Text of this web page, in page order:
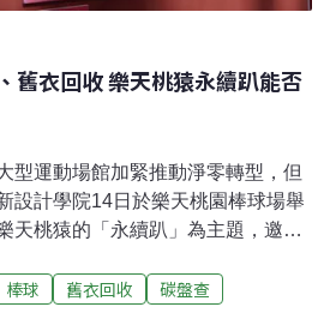
舊衣回收 樂天桃猿永續趴能否
型運動場館加緊推動淨零轉型，但
設計學院14日於樂天桃園棒球場舉
天桃猿的「永續趴」為主題，邀請
先不少「一日球迷」因為經典賽台
棒球 舊衣回收 碳盤查